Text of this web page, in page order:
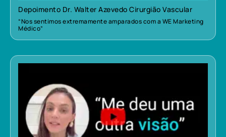
Depoimento Dr. Walter Azevedo Cirurgião Vascular
“Nos sentimos extremamente amparados com a WE Marketing
Médico”